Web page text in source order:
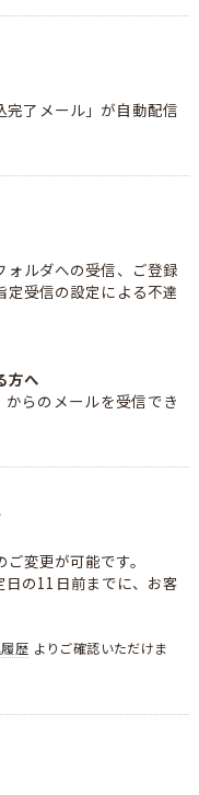
完了メール」が自動配信
ォルダへの受信、ご登録
受信の設定による不達
方へ
らのメールを受信でき
変更が可能です。
の11日前までに、お客
歴 よりご確認いただけま